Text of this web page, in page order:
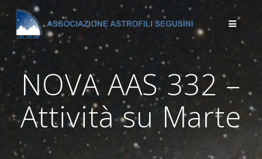
Salta
al
contenuto
NOVA AAS 332 –
Attività su Marte